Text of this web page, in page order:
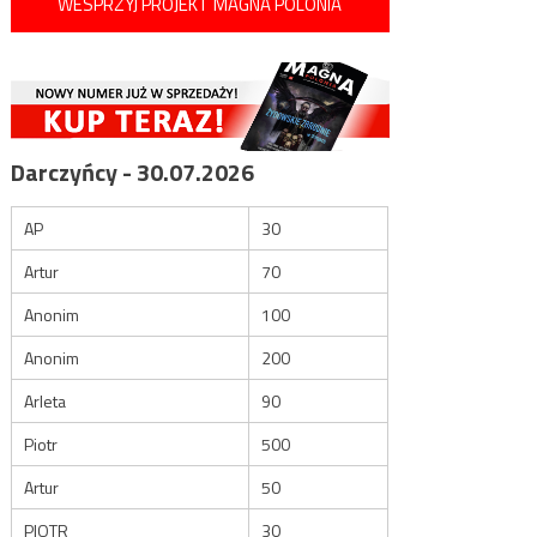
Darczyńcy - 30.07.2026
AP
30
Artur
70
Anonim
100
Anonim
200
Arleta
90
Piotr
500
Artur
50
PIOTR
30